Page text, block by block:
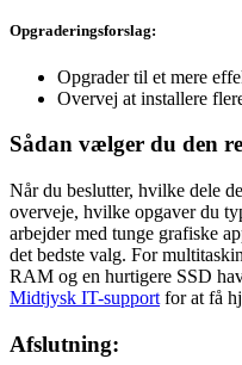
Opgraderingsforslag:
Opgrader til et mere
Overvej at installere
Sådan vælger du den
Når du beslutter, hvilke dele
overveje, hvilke opgaver du
arbejder med tunge grafiske
det bedste valg. For
RAM og en hurtigere SSD
Midtjysk IT-support for at få
Afslutning: